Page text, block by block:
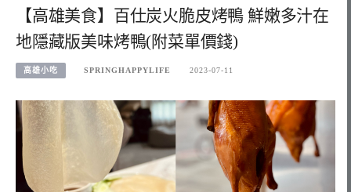
【高雄美食】百仕炭火脆皮烤鴨 鮮嫩多汁在
地隱藏版美味烤鴨(附菜單價錢)
高雄小吃 SPRINGHAPPYLIFE 2023-07-11